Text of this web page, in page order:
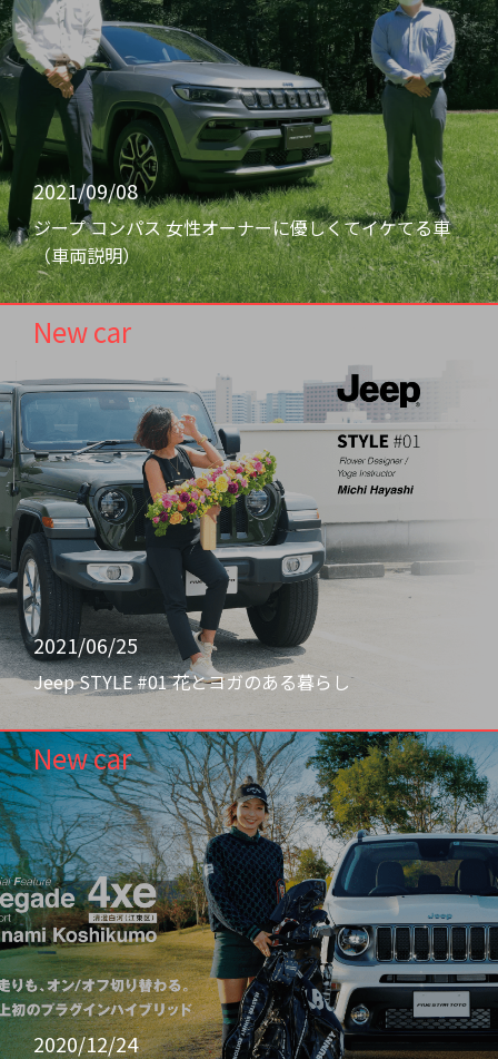
2021/09/08
ジープ コンパス 女性オーナーに優しくてイケてる車
（車両説明）
New car
2021/06/25
Jeep STYLE #01 花とヨガのある暮らし
New car
2020/12/24